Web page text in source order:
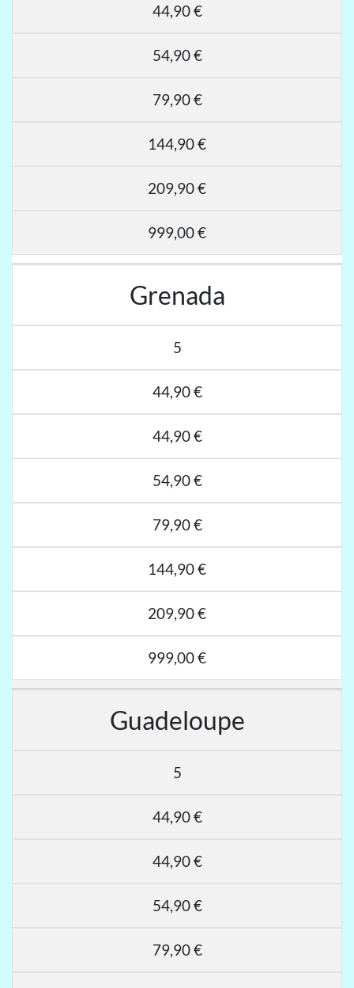
44,90 €
54,90 €
79,90 €
144,90 €
209,90 €
999,00 €
Grenada
5
44,90 €
44,90 €
54,90 €
79,90 €
144,90 €
209,90 €
999,00 €
Guadeloupe
5
44,90 €
44,90 €
54,90 €
79,90 €